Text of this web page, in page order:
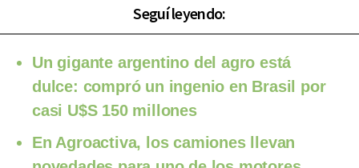
Seguí leyendo:
Un gigante argentino del agro está
dulce: compró un ingenio en Brasil por
casi U$S 150 millones
En Agroactiva, los camiones llevan